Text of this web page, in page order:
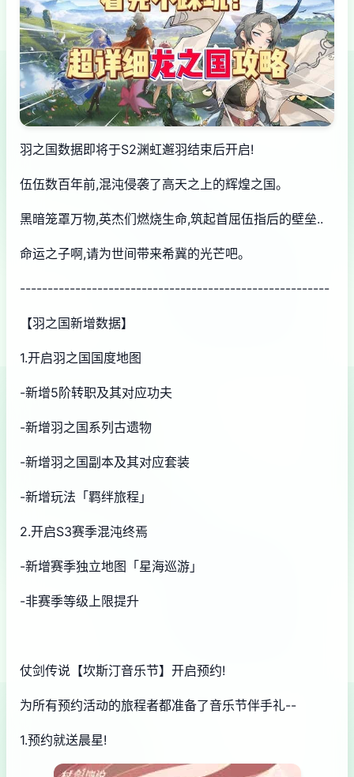
羽之国数据即将于S2渊虹邂羽结束后开启!
伍伍数百年前,混沌侵袭了高天之上的辉煌之国。
黑暗笼罩万物,英杰们燃烧生命,筑起首屈伍指后的壁垒..
命运之子啊,请为世间带来希冀的光芒吧。
--------------------------------------------------------
【羽之国新增数据】
1.开启羽之国国度地图
-新增5阶转职及其对应功夫
-新增羽之国系列古遗物
-新增羽之国副本及其对应套装
-新增玩法「羁绊旅程」
2.开启S3赛季混沌终焉
-新增赛季独立地图「星海巡游」
-非赛季等级上限提升
仗剑传说【坎斯汀音乐节】开启预约!
为所有预约活动的旅程者都准备了音乐节伴手礼--
1.预约就送晨星!